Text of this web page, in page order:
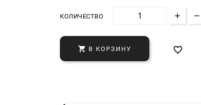
КОЛИЧЕСТВО
 В КОРЗИНУ 